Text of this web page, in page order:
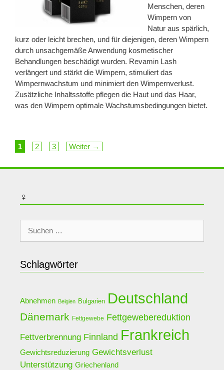
Menschen, deren
Wimpern von
Natur aus spärlich,
kurz oder leicht brechen, und für diejenigen, deren Wimpern
durch unsachgemäße Anwendung kosmetischer
Behandlungen beschädigt wurden. Revamin Lash
verlängert und stärkt die Wimpern, stimuliert das
Wimpernwachstum und minimiert den Wimpernverlust.
Zusätzliche Inhaltsstoffe pflegen die Haut und das Haar,
was den Wimpern optimale Wachstumsbedingungen bietet.
Seite
1 Seite
2 Seite
3 Weiter →
♀
Suche
Schlagwörter
Abnehmen Belgien Bulgarien Deutschland
Dänemark Fettgewebe Fettgewebereduktion
Fettverbrennung Finnland Frankreich
Gewichtsreduzierung Gewichtsverlust
Unterstützung Griechenland